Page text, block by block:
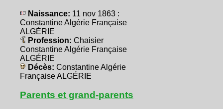
Naissance: 11 nov 1863 :
Constantine Algérie Française
ALGÉRIE
Profession: Chaisier
Constantine Algérie Française
ALGÉRIE
Décès: Constantine Algérie
Française ALGÉRIE
Parents et grand-parents